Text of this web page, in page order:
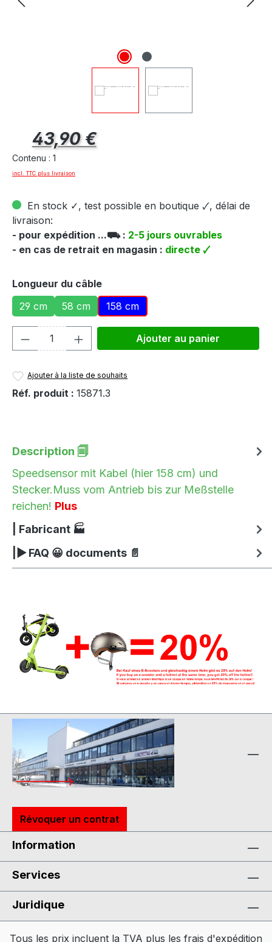
Prix régulier :
43,90 €
Contenu : 1
incl. TTC plus livraison
En stock ✓, test possible en boutique 🗸, délai de
livraison:
- pour expédition ...⛟ : 2-5 jours ouvrables
- en cas de retrait en magasin : directe 🗸
Sélectionnez
Longueur du câble
29 cm
58 cm 158 cm
Quantité de produit : Entrez la
Ajouter au panier
Ajouter à la liste de souhaits
Réf. produit : 15871.3
Description 🗐
Speedsensor mit Kabel (hier 158 cm) und
Stecker.Muss vom Antrieb bis zur Meßstelle
reichen! Plus
| Fabricant 🏭
|▶ FAQ 😀 documents 📄
Révoquer un contrat
Information
Services
Juridique
Tous les prix incluent la TVA plus les frais d'expédition